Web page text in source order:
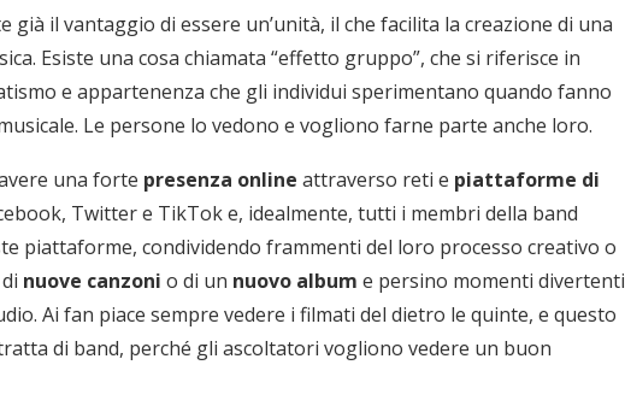
già il vantaggio di essere un’unità, il che facilita la creazione di una
Esiste una cosa chiamata “effetto gruppo”, che si riferisce in
e appartenenza che gli individui sperimentano quando fanno
Le persone lo vedono e vogliono farne parte anche loro.
una forte presenza online attraverso reti e piattaforme di
Twitter e TikTok e, idealmente, tutti i membri della band
piattaforme, condividendo frammenti del loro processo creativo o
nuove canzoni o di un nuovo album e persino momenti divertenti
Ai fan piace sempre vedere i filmati del dietro le quinte, e questo
di band, perché gli ascoltatori vogliono vedere un buon